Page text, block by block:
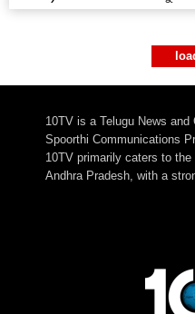
10TV is a Telugu News
Spoorthi Communications
10TV primarily caters to the
Andhra Pradesh, with a